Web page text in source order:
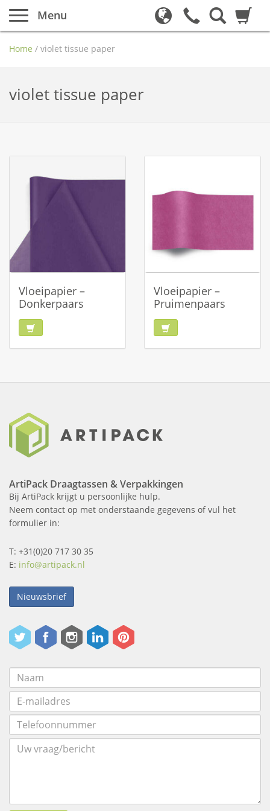
Menu
Home / violet tissue paper
violet tissue paper
Vloeipapier –
Donkerpaars
Vloeipapier –
Pruimenpaars
ArtiPack Draagtassen & Verpakkingen
Bij ArtiPack krijgt u persoonlijke hulp.
Neem contact op met onderstaande gegevens of vul het
formulier in:
T: +31(0)20 717 30 35
E: info@artipack.nl
Nieuwsbrief